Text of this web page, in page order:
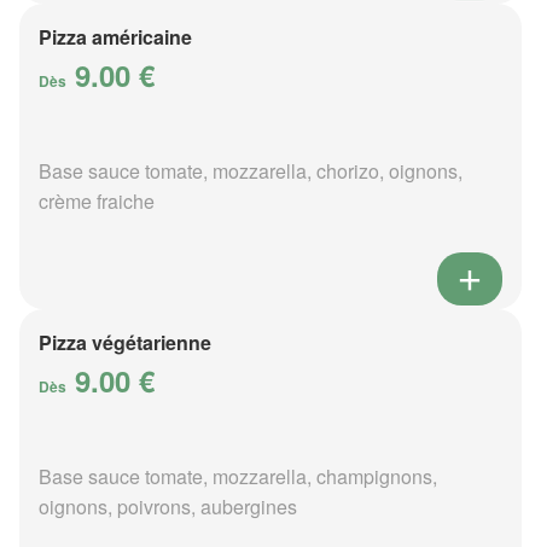
Pizza américaine
Dès 9.00 €
Base sauce tomate, mozzarella, chorizo, oignons,
crème fraiche
Pizza végétarienne
Dès 9.00 €
Base sauce tomate, mozzarella, champignons,
oignons, poivrons, aubergines